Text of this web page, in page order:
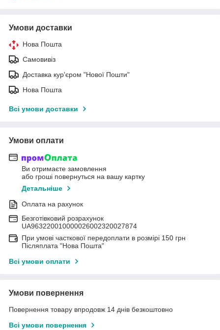
Умови доставки
Нова Пошта
Самовивіз
Доставка кур'єром "Нової Пошти"
Нова Пошта
Всі умови доставки
Умови оплати
Ви отримаєте замовлення
або гроші повернуться на вашу картку
Детальніше
Оплата на рахунок
Безготівковий розрахунок
UA963220010000026002320027874
При умові часткової передоплати в розмірі 150 грн
Післяплата "Нова Пошта"
Всі умови оплати
Умови повернення
Повернення товару впродовж 14 днів безкоштовно
Всі умови повернення